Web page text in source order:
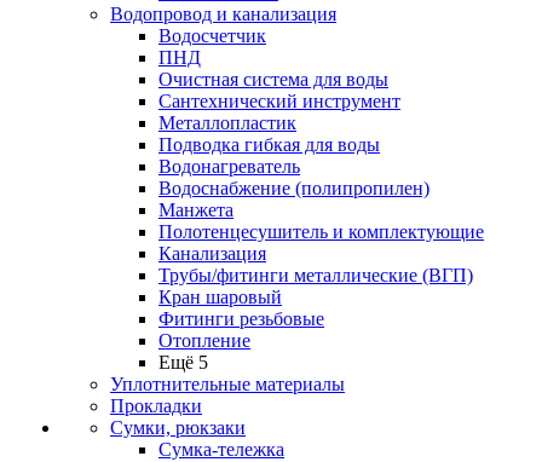
Водопровод и канализация
Водосчетчик
ПНД
Очистная система для воды
Сантехнический инструмент
Металлопластик
Подводка гибкая для воды
Водонагреватель
Водоснабжение (полипропилен)
Манжета
Полотенцесушитель и комплектующие
Канализация
Трубы/фитинги металлические (ВГП)
Кран шаровый
Фитинги резьбовые
Отопление
Ещё 5
Уплотнительные материалы
Прокладки
Сумки, рюкзаки
Сумка-тележка